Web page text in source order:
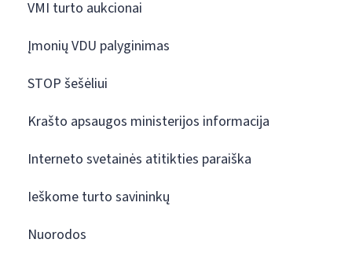
VMI turto aukcionai
Įmonių VDU palyginimas
STOP šešėliui
Krašto apsaugos ministerijos informacija
Interneto svetainės atitikties paraiška
Ieškome turto savininkų
Nuorodos